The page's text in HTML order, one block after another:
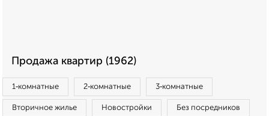
Продажа квартир (1962)
1‑комнатные 2‑комнатные 3‑комнатные
Вторичное жилье Новостройки Без посредников